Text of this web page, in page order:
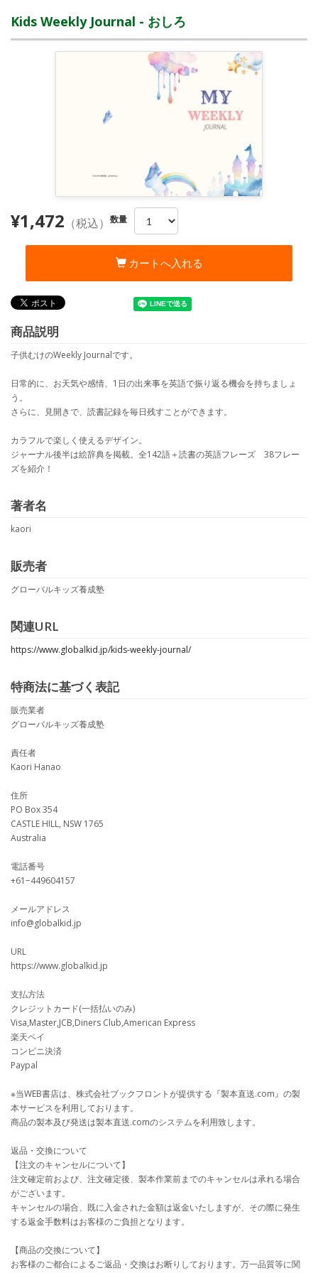
Kids Weekly Journal - おしろ
¥1,472 （税込） 数量
カートへ入れる
商品説明
子供むけのWeekly Journalです。
日常的に、お天気や感情、1日の出来事を英語で振り返る機会を持ちましょ
う。
さらに、見開きで、読書記録を毎日残すことができます。
カラフルで楽しく使えるデザイン。
ジャーナル後半は絵辞典を掲載。全142語＋読書の英語フレーズ 38フレー
ズを紹介！
著者名
kaori
販売者
グローバルキッズ養成塾
関連URL
https://www.globalkid.jp/kids-weekly-journal/
特商法に基づく表記
販売業者
グローバルキッズ養成塾
責任者
Kaori Hanao
住所
PO Box 354
CASTLE HILL, NSW 1765
Australia
電話番号
+61−449604157
メールアドレス
info@globalkid.jp
URL
https://www.globalkid.jp
支払方法
クレジットカード(一括払いのみ)
Visa,Master,JCB,Diners Club,American Express
楽天ペイ
コンビニ決済
Paypal
※当WEB書店は、株式会社ブックフロントが提供する『製本直送.com』の製
本サービスを利用しております。
商品の製本及び発送は製本直送.comのシステムを利用致します。
返品・交換について
【注文のキャンセルについて】
注文確定前および、注文確定後、製本作業前までのキャンセルは承れる場合
がございます。
キャンセルの場合、既に入金された金額は返金いたしますが、その際に発生
する返金手数料はお客様のご負担となります。
【商品の交換について】
お客様のご都合によるご返品・交換はお断りしております。万一品質等に関